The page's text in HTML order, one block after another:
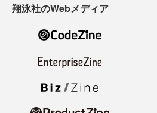
翔泳社のWebメディア